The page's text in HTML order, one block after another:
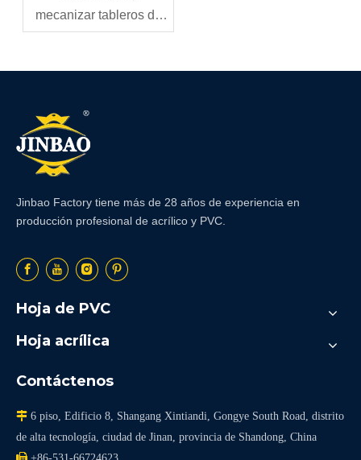
mecanizar tableros de
espuma de PVC:
Jinbao Factory tiene más de 28 años de experiencia en
producción profesional de acrílico y PVC.
Hoja de PVC
Hoja acrílica
Contáctenos
 6 piso, Edificio 8, Shangang Xintiandi, Gongye South Road, distrito
de alta tecnología, ciudad de Jinan, provincia de Shandong, China